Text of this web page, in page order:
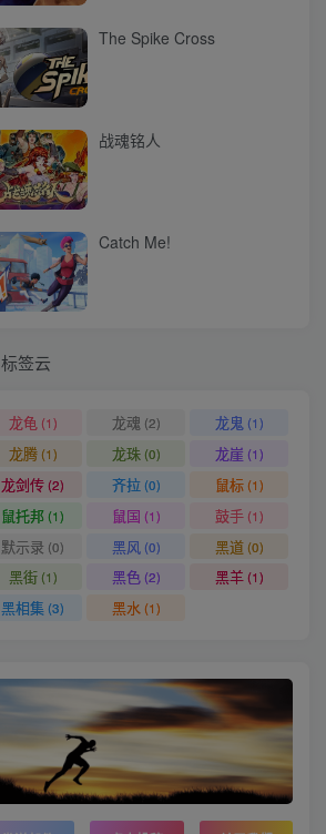
Marvel’s Spider-Man 2漫威蜘蛛侠2 光与影：33号远征队
The Spike Cross
战魂铭人
Catch Me!
标签云
龙龟 (1) 龙魂 (2) 龙鬼 (1)
龙腾(1) 龙珠(0) 龙崖 (1)
龙剑传(2) 齐拉(0) 鼠标(1)
鼠托邦(1) 鼠国 (1) 鼓手(1)
默示录 (0) 黑风 (0) 黑道(0)
黑街(1) 黑色(2) 黑羊(1)
黑相集(3) 黑水(1)